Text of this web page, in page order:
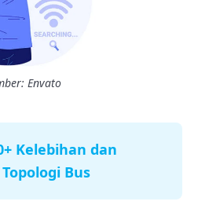
Envato
Kelebihan dan
Bus